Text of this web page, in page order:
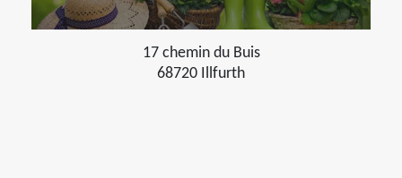
17 chemin du Buis
68720 Illfurth